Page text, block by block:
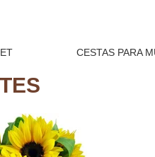
CESTAS PARA